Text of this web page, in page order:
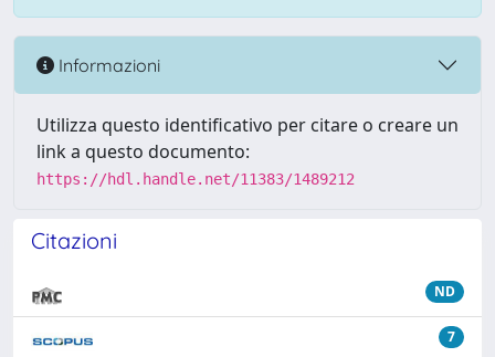
Informazioni
Utilizza questo identificativo per citare o creare un
link a questo documento:
https://hdl.handle.net/11383/1489212
Citazioni
ND
7